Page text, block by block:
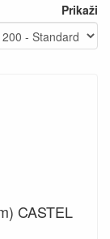
Prikaži
CASTEL